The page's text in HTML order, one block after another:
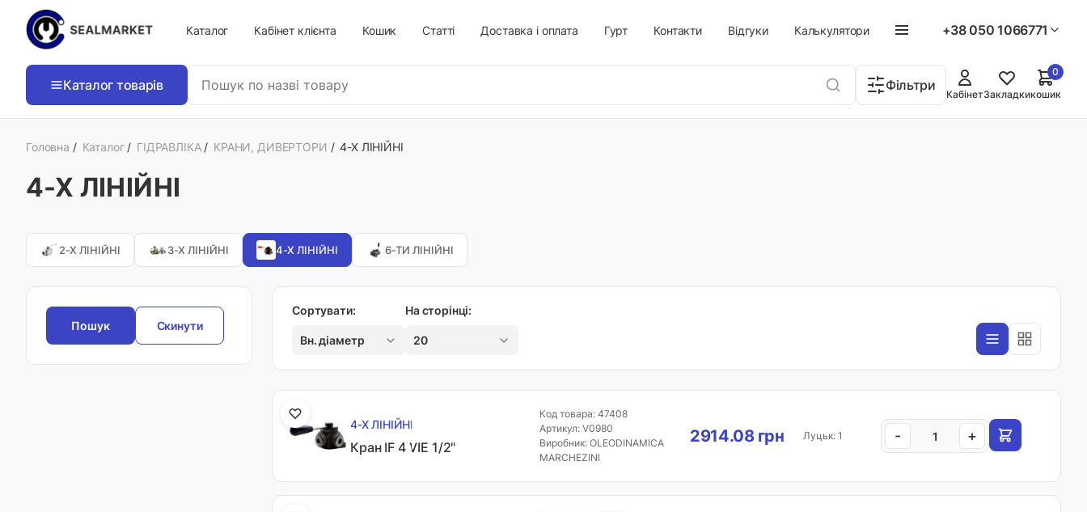
Каталог Кабінет клієнта Кошик Статті Доставка і оплата Гурт Контакти Відгуки Калькулятори +38 050 1066771
Каталог товарів Фільтри
КабінетЗакладкикошик
0
Головна / Каталог / ГІДРАВЛІКА / КРАНИ, ДИВЕРТОРИ /4-Х ЛІНІЙНІ
4-Х ЛІНІЙНІ
2-Х ЛІНІЙНІ 3-Х ЛІНІЙНІ 4-Х ЛІНІЙНІ 6-ТИ ЛІНІЙНІ
Скинути
Сортувати:
Вн. діаметр
На сторінці:
20
4-Х ЛІНІЙНІ
Кран IF 4 VIE 1/2"
Код товара: 47408
Артикул: V0980
Виробник: OLEODINAMICA
MARCHEZINI
2914.08 грн Луцьк: 1 - +